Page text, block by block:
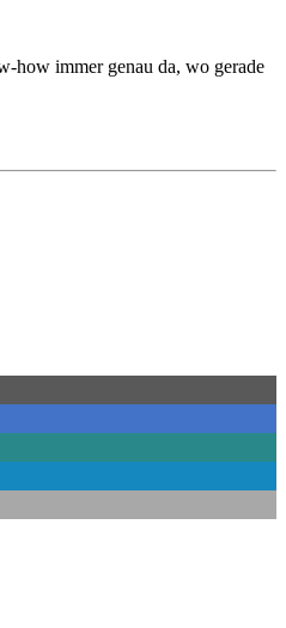
how immer genau da, wo gerade